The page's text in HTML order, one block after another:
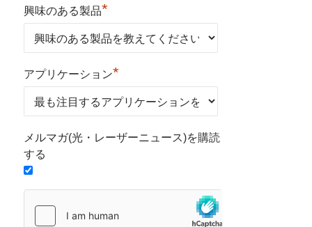
興味のある製品*
アプリケーション*
メルマガ(光・レーザーニュース)を購読
する